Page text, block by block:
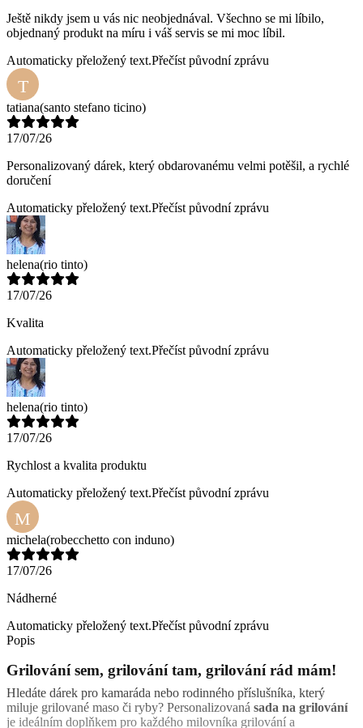
Ještě nikdy jsem u vás nic neobjednával. Všechno se mi líbilo,
objednaný produkt na míru i váš servis se mi moc líbil.
Automaticky přeložený text.Přečíst původní zprávu
T
tatiana(santo stefano ticino)
17/07/26
Personalizovaný dárek, který obdarovanému velmi potěšil, a rychlé
doručení
Automaticky přeložený text.Přečíst původní zprávu
helena(rio tinto)
17/07/26
Kvalita
Automaticky přeložený text.Přečíst původní zprávu
helena(rio tinto)
17/07/26
Rychlost a kvalita produktu
Automaticky přeložený text.Přečíst původní zprávu
M
michela(robecchetto con induno)
17/07/26
Nádherné
Automaticky přeložený text.Přečíst původní zprávu
Popis
Grilování sem, grilování tam, grilování rád mám!
Hledáte dárek pro kamaráda nebo rodinného příslušníka, který
miluje grilované maso či ryby? Personalizovaná sada na grilování
je ideálním doplňkem pro každého milovníka grilování a